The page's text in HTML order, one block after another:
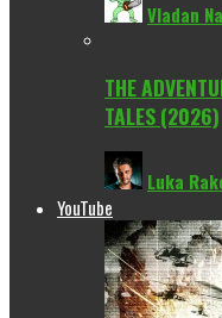
Vladan
THE
TALES (2026)
Luka
YouTube